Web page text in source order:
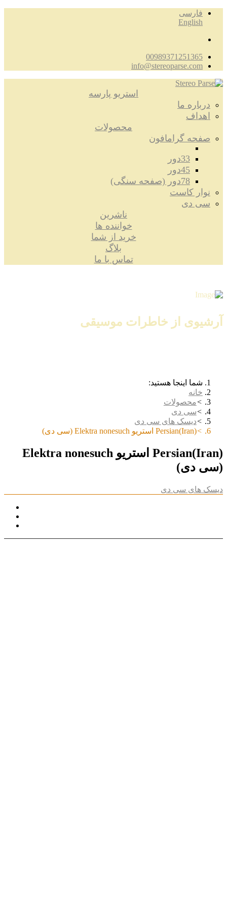
فارسی
English
00989371251365
info@stereoparse.com
استریو پارسه
درباره ما
اهداف
محصولات
صفحه گرامافون
33دور
45دور
78دور (صفحه سنگی)
نوار کاست
سی دی
ناشرین
خواننده ها
خرید از شما
بلاگ
تماس با ما
آرشیوی از خاطرات موسیقی
شما اینجا هستید:
خانه
محصولات
سی دی
دیسک های سی دی
Persian(Iran) استریو Elektra nonesuch (سی دی)
Persian(Iran) استریو Elektra nonesuch
(سی دی)
دیسک های سی دی